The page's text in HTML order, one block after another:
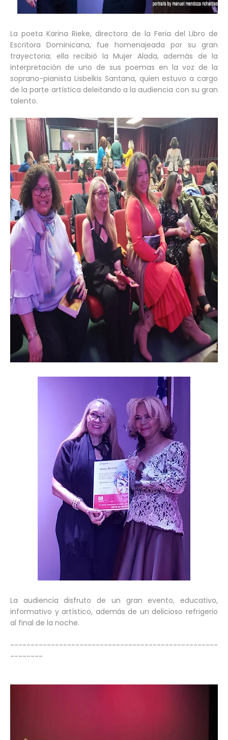
La poeta Karina Rieke, directora de la Feria del Libro de
Escritora Dominicana, fue homenajeada por su gran
trayectoria; ella recibió la Mujer Alada, además de la
interpretación de uno de sus poemas en la voz de la
soprano-pianista Lisbelkis Santana, quien estuvo a cargo
de la parte artística deleitando a la audiencia con su gran
talento.
La audiencia disfruto de un gran evento, educativo,
informativo y artístico, además de un delicioso refrigerio
al final de la noche.
---------------------------------------------------
--------